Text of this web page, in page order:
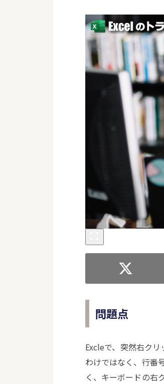
問題点
Excleで、突然右ク
わけではなく、行番
く、キーボードの右